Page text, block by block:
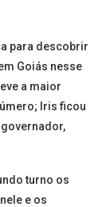
para descobrir
Goiás nesse
a maior
Iris ficou
turno os
e os